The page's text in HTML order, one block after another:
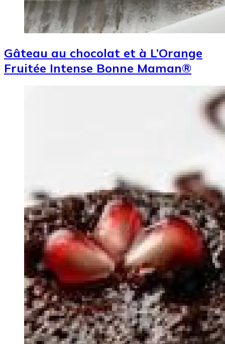
Gâteau au chocolat et à L’Orange
Fruitée Intense Bonne Maman®